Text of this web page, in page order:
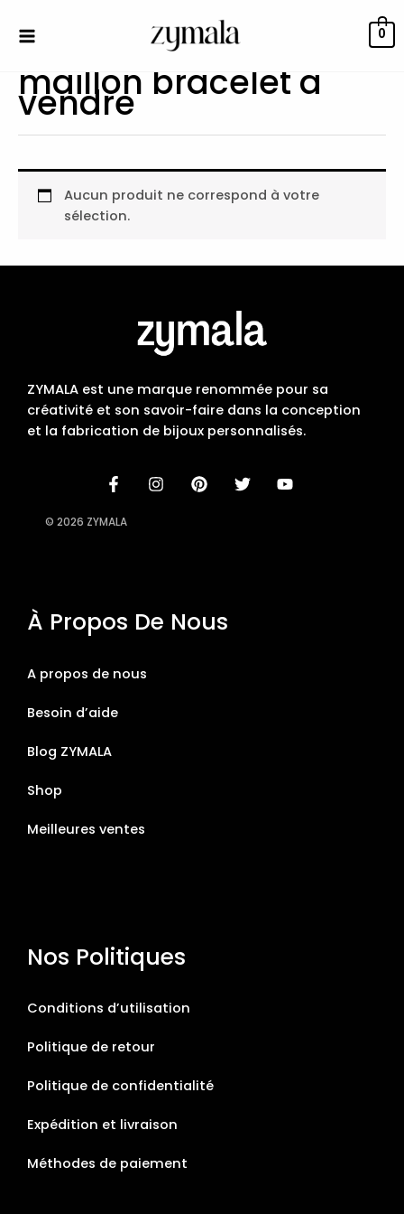
0
maillon bracelet a
vendre
Aucun produit ne correspond à votre
sélection.
ZYMALA est une marque renommée pour sa
créativité et son savoir-faire dans la conception
et la fabrication de bijoux personnalisés.
© 2026 ZYMALA
À Propos De Nous
A propos de nous
Besoin d’aide
Blog ZYMALA
Shop
Meilleures ventes
Nos Politiques
Conditions d’utilisation
Politique de retour
Politique de confidentialité
Expédition et livraison
Méthodes de paiement